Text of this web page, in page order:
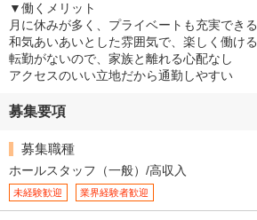
▼働くメリット
月に休みが多く、プライベートも充実できる
和気あいあいとした雰囲気で、楽しく働ける
転勤がないので、家族と離れる心配なし
アクセスのいい立地だから通勤しやすい
募集要項
募集職種
ホールスタッフ（一般）/高収入
未経験歓迎 業界経験者歓迎